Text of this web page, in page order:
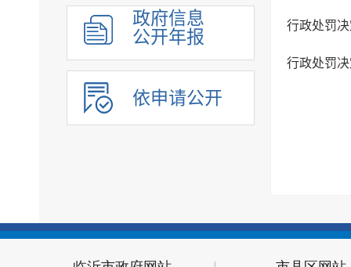
政府开放日政府信息
公开年报
依申请公开
行政处罚
行政处罚